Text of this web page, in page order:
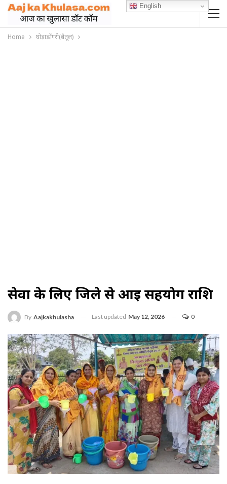
Home घोड़ाडोंगरी(बैतूल)
सेवा के लिए जिले से आई सहयोग राशि
By Aajkakhulasha Last updated May 12, 2026 0
English